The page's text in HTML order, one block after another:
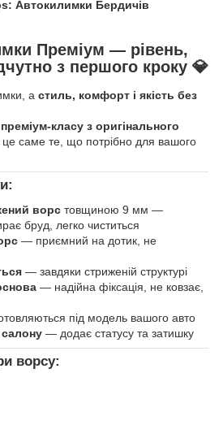
Автокилимки Бердичів
Преміум — рівень,
з першого кроку 💎
а стиль, комфорт і якість без
класу з оригінального
саме те, що потрібно для вашого
ворс товщиною 9 мм —
бруд, легко чиститься
— приємний на дотик, не
— завдяки стриженій структурі
— надійна фіксація, не ковзає,
під модель вашого авто
— додає статусу та затишку
ворсу: